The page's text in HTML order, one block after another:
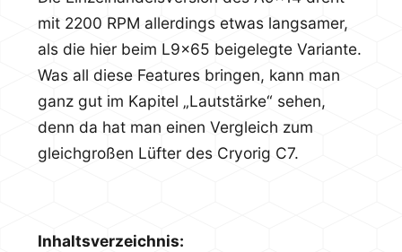
mit 2200 RPM allerdings etwas langsamer,
als die hier beim L9x65 beigelegte Variante.
Was all diese Features bringen, kann man
ganz gut im Kapitel „Lautstärke“ sehen,
denn da hat man einen Vergleich zum
gleichgroßen Lüfter des Cryorig C7.
Inhaltsverzeichnis: